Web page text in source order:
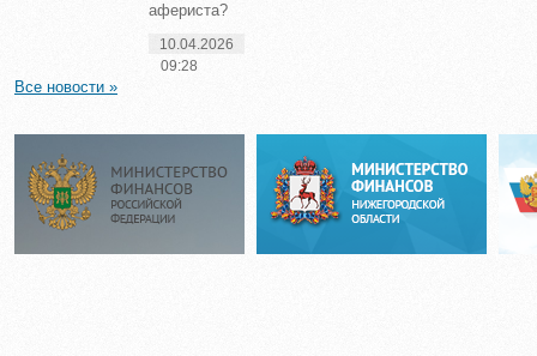
афериста?
10.04.2026
09:28
Все новости »